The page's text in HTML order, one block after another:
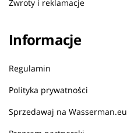
Zwroty i reklamacje
Informacje
Regulamin
Polityka prywatności
Sprzedawaj na Wasserman.eu